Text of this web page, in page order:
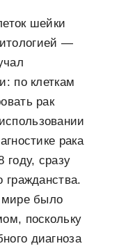
шейки
—
по клеткам
рак
рака
сразу
гражданства.
мире было
поскольку
диагноза